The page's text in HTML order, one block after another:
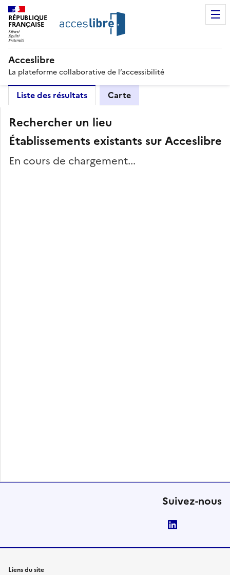
RÉPUBLIQUE
FRANÇAISE
Acceslibre
La plateforme collaborative de l’accessibilité
Liste des résultats Carte
Rechercher un lieu
Établissements existants sur Acceslibre
En cours de chargement...
Suivez-nous
Liens du site